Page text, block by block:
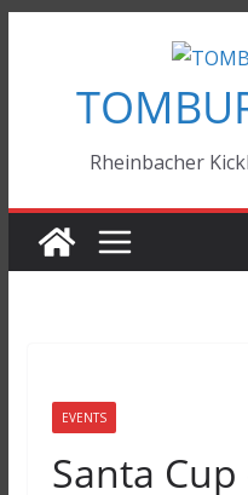
springen
Rheinbacher
EVENTS
Santa